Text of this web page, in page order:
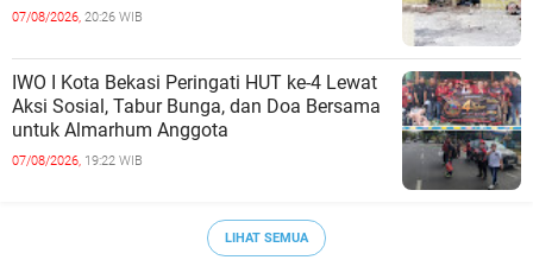
07/08/2026, 20:26 WIB
IWO I Kota Bekasi Peringati HUT ke-4 Lewat
Aksi Sosial, Tabur Bunga, dan Doa Bersama
untuk Almarhum Anggota
07/08/2026, 19:22 WIB
LIHAT SEMUA